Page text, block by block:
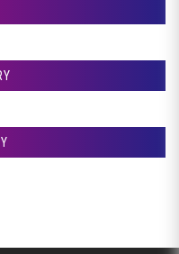
れです♪
り完了です♪